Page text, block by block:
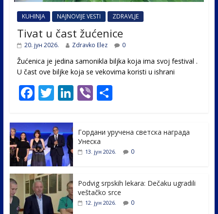
KUHINJA NAJNOVIJE VESTI ZDRAVLJE
Tivat u čast žućenice
20. јун 2026. Zdravko Elez 0
Žućenica je jedina samonikla biljka koja ima svoj festival .
U čast ovе biljke koja se vekovima koristi u ishrani
F
e
b
o
o
k
T
itt
er
Li
e
dI
Vi S
e
Гордани уручена светска награда
Унеска
13. јун 2026. 0
Podvig srpskih lekara: Dečaku ugradili
veštačko srce
12. јун 2026. 0